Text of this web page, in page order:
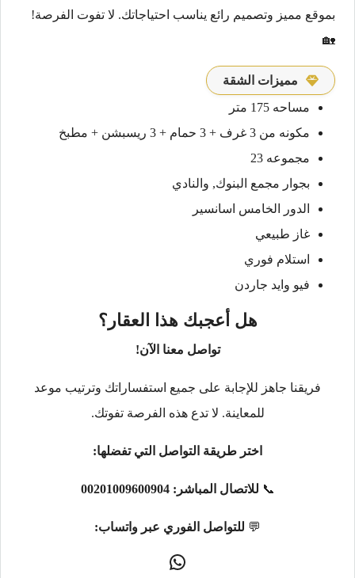
بموقع مميز وتصميم رائع يناسب احتياجاتك. لا تفوت الفرصة!
🏡
مميزات الشقة
مساحه 175 متر
مكونه من 3 غرف + 3 حمام + 3 ريسبشن + مطبخ
مجموعه 23
بجوار مجمع البنوك, والنادي
الدور الخامس اسانسير
غاز طبيعي
استلام فوري
فيو وايد جاردن
هل أعجبك هذا العقار؟
تواصل معنا الآن!
فريقنا جاهز للإجابة على جميع استفساراتك وترتيب موعد
للمعاينة. لا تدع هذه الفرصة تفوتك.
اختر طريقة التواصل التي تفضلها:
📞 للاتصال المباشر: 00201009600904
💬 للتواصل الفوري عبر واتساب: